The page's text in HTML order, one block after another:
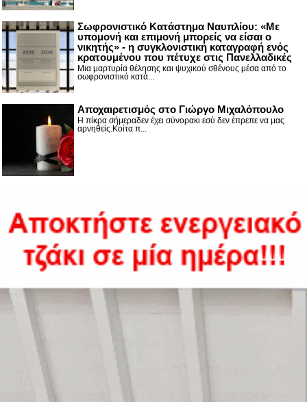
Σωφρονιστικό Κατάστημα Ναυπλίου: «Με
υπομονή και επιμονή μπορείς να είσαι ο
νικητής» - η συγκλονιστική καταγραφή ενός
κρατουμένου που πέτυχε στις Πανελλαδικές
Μια μαρτυρία θέλησης και ψυχικού σθένους μέσα από το
σωφρονιστικό κατά...
Αποχαιρετισμός στο Γιώργο Μιχαλόπουλο
Η πίκρα σήμεραδεν έχει σύνορακι εσύ δεν έπρεπε να μας
αρνηθείς.Κοίτα π...